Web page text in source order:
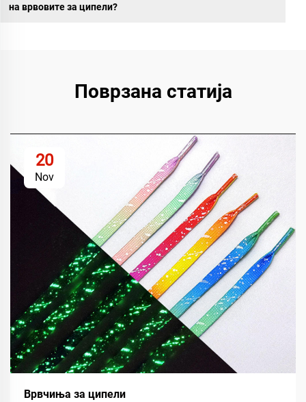
на врвовите за ципели?
Поврзана статија
20
Nov
Врвчиња за ципели